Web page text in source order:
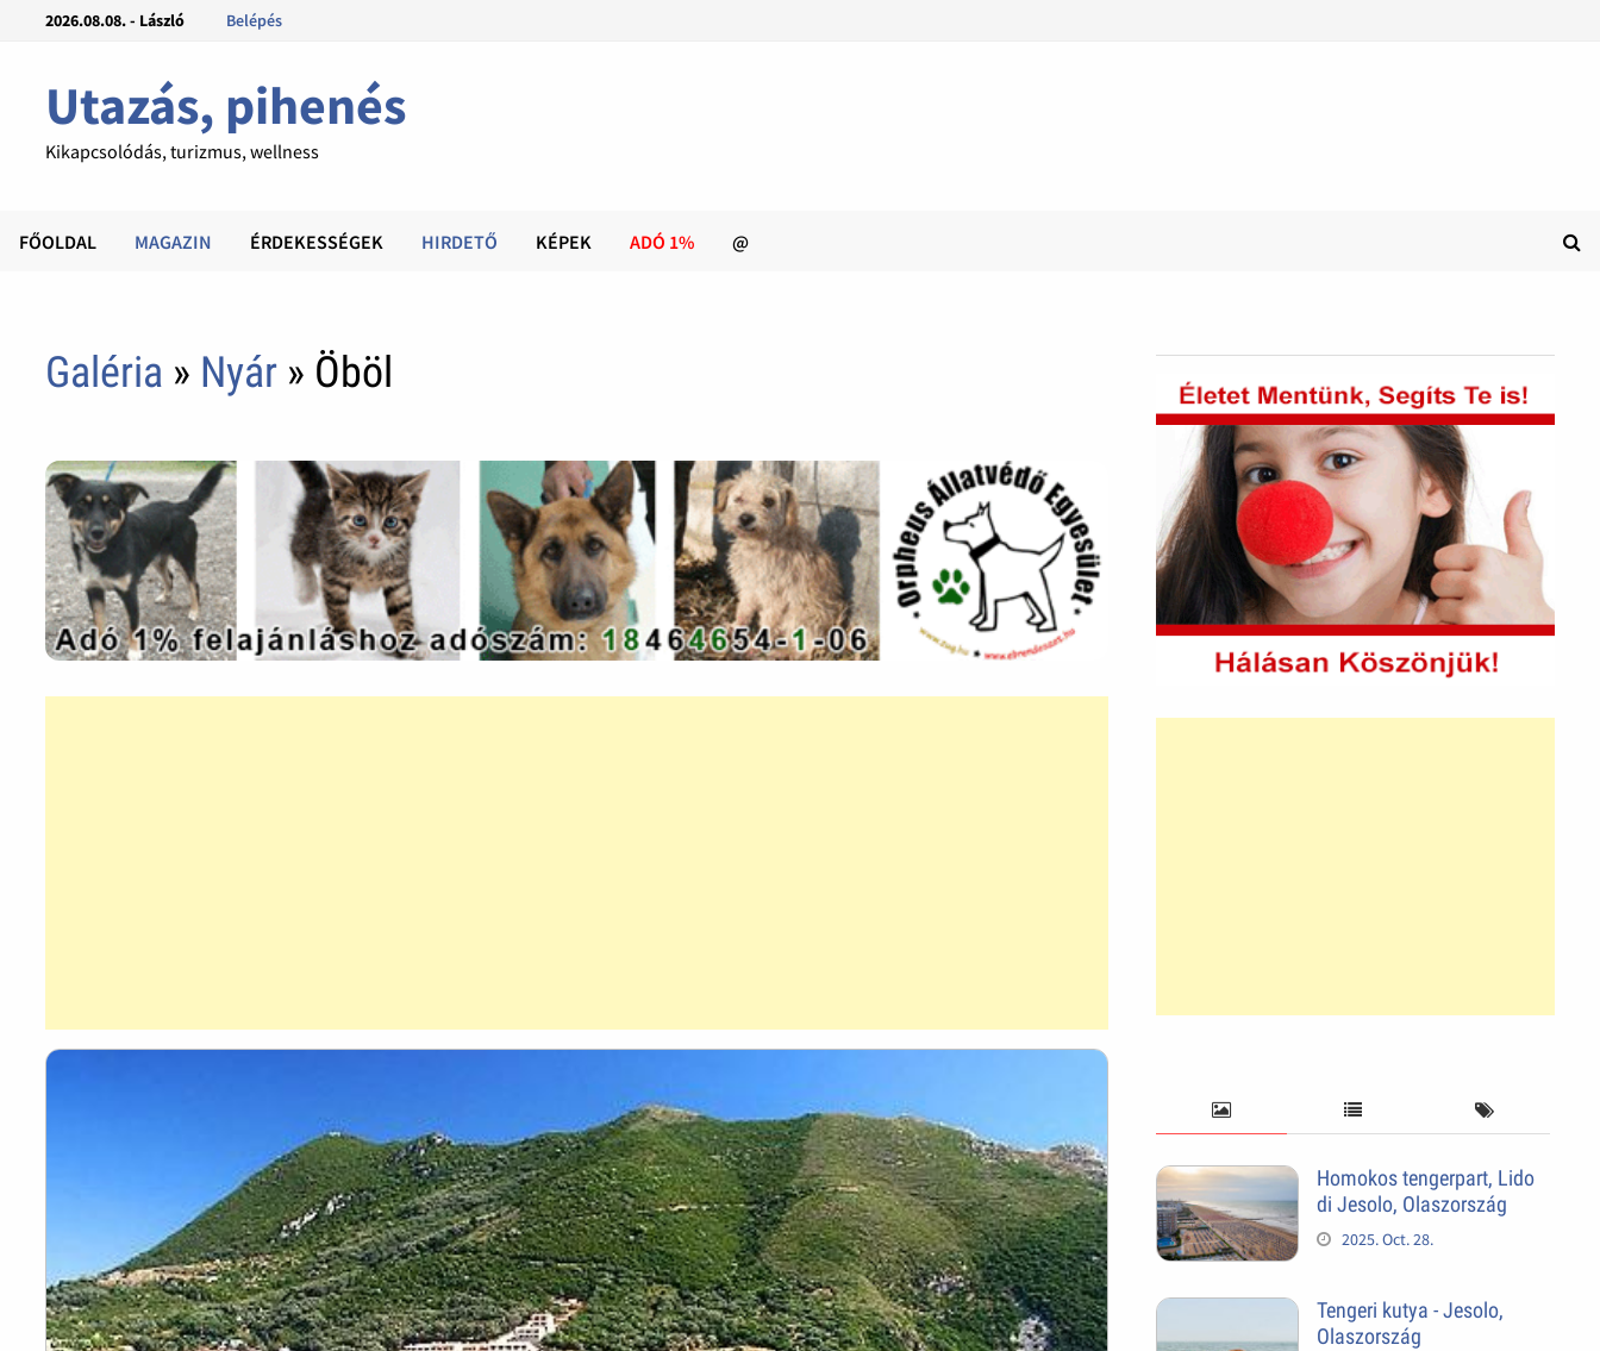
2026.08.08. - László Belépés
Utazás, pihenés
Kikapcsolódás, turizmus, wellness
FŐOLDAL MAGAZIN ÉRDEKESSÉGEK HIRDETŐ KÉPEK ADÓ 1% @
Galéria » Nyár » Öböl
Homokos tengerpart, Lido
di Jesolo, Olaszország
2025. Oct. 28.
Tengeri kutya - Jesolo,
Olaszország